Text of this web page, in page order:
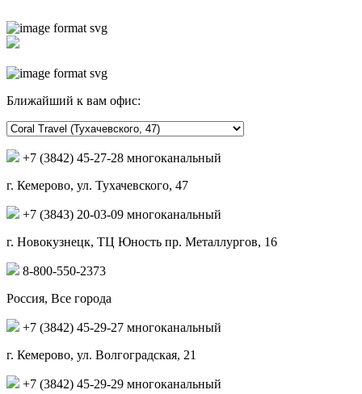
Ближайший к вам офис:
+7 (3842) 45-27-28 многоканальный
г. Кемерово, ул. Тухачевского, 47
+7 (3843) 20-03-09 многоканальный
г. Новокузнецк, ТЦ Юность пр. Металлургов, 16
8-800-550-2373
Россия, Все города
+7 (3842) 45-29-27 многоканальный
г. Кемерово, ул. Волгоградская, 21
+7 (3842) 45-29-29 многоканальный